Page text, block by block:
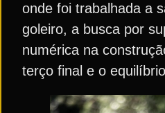
onde foi trabalhada a
goleiro, a busca por
numérica na
terço final e o